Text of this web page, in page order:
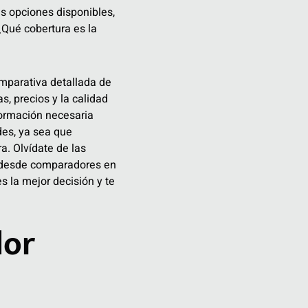
opciones disponibles,
cobertura es la
detallada de
precios y la calidad
necesaria
ya sea que
Olvídate de las
comparadores en
la mejor decisión y te